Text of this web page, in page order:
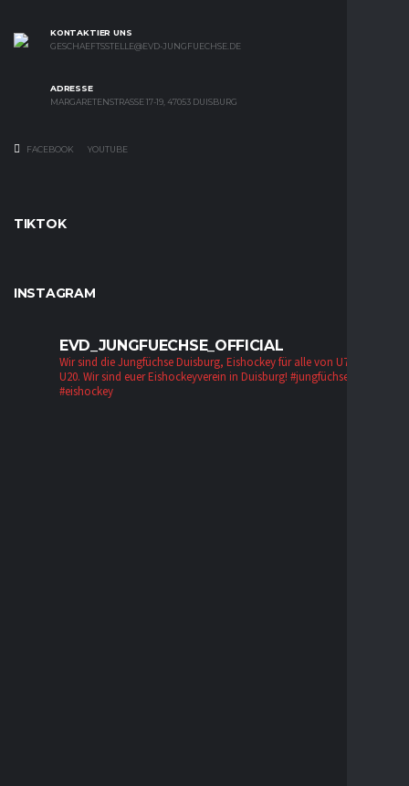
KONTAKTIER UNS
GESCHAEFTSSTELLE@EVD-JUNGFUECHSE.DE
ADRESSE
MARGARETENSTRASSE 17-19, 47053 DUISBURG
FACEBOOK YOUTUBE
TIKTOK
INSTAGRAM
EVD_JUNGFUECHSE_OFFICIAL
Wir sind die Jungfüchse Duisburg, Eishockey für alle von U7 bis zur
U20. Wir sind euer Eishockeyverein in Duisburg! #jungfüchse #evd
#eishockey